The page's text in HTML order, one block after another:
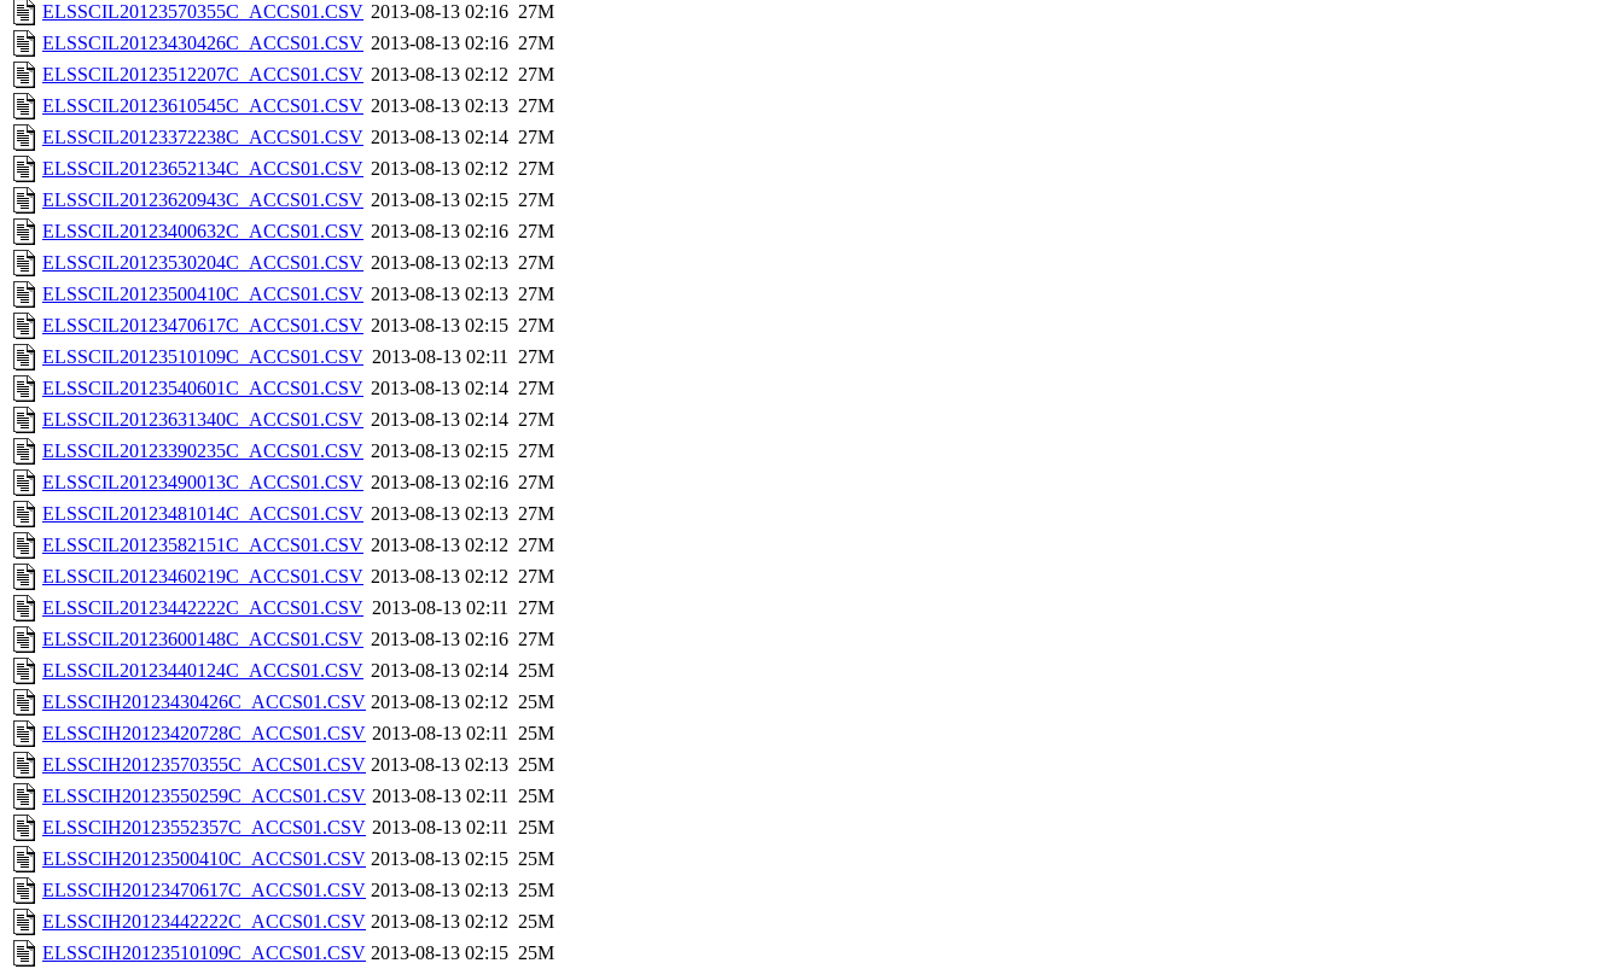
ELSSCIL20123570355C_ACCS01.CSV 2013-08-13 02:16 27M
ELSSCIL20123430426C_ACCS01.CSV 2013-08-13 02:16 27M
ELSSCIL20123512207C_ACCS01.CSV 2013-08-13 02:12 27M
ELSSCIL20123610545C_ACCS01.CSV 2013-08-13 02:13 27M
ELSSCIL20123372238C_ACCS01.CSV 2013-08-13 02:14 27M
ELSSCIL20123652134C_ACCS01.CSV 2013-08-13 02:12 27M
ELSSCIL20123620943C_ACCS01.CSV 2013-08-13 02:15 27M
ELSSCIL20123400632C_ACCS01.CSV 2013-08-13 02:16 27M
ELSSCIL20123530204C_ACCS01.CSV 2013-08-13 02:13 27M
ELSSCIL20123500410C_ACCS01.CSV 2013-08-13 02:13 27M
ELSSCIL20123470617C_ACCS01.CSV 2013-08-13 02:15 27M
ELSSCIL20123510109C_ACCS01.CSV 2013-08-13 02:11 27M
ELSSCIL20123540601C_ACCS01.CSV 2013-08-13 02:14 27M
ELSSCIL20123631340C_ACCS01.CSV 2013-08-13 02:14 27M
ELSSCIL20123390235C_ACCS01.CSV 2013-08-13 02:15 27M
ELSSCIL20123490013C_ACCS01.CSV 2013-08-13 02:16 27M
ELSSCIL20123481014C_ACCS01.CSV 2013-08-13 02:13 27M
ELSSCIL20123582151C_ACCS01.CSV 2013-08-13 02:12 27M
ELSSCIL20123460219C_ACCS01.CSV 2013-08-13 02:12 27M
ELSSCIL20123442222C_ACCS01.CSV 2013-08-13 02:11 27M
ELSSCIL20123600148C_ACCS01.CSV 2013-08-13 02:16 27M
ELSSCIL20123440124C_ACCS01.CSV 2013-08-13 02:14 25M
ELSSCIH20123430426C_ACCS01.CSV 2013-08-13 02:12 25M
ELSSCIH20123420728C_ACCS01.CSV 2013-08-13 02:11 25M
ELSSCIH20123570355C_ACCS01.CSV 2013-08-13 02:13 25M
ELSSCIH20123550259C_ACCS01.CSV 2013-08-13 02:11 25M
ELSSCIH20123552357C_ACCS01.CSV 2013-08-13 02:11 25M
ELSSCIH20123500410C_ACCS01.CSV 2013-08-13 02:15 25M
ELSSCIH20123470617C_ACCS01.CSV 2013-08-13 02:13 25M
ELSSCIH20123442222C_ACCS01.CSV 2013-08-13 02:12 25M
ELSSCIH20123510109C_ACCS01.CSV 2013-08-13 02:15 25M